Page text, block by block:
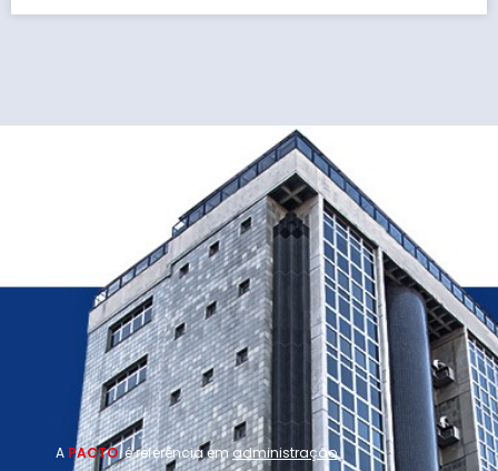
A PACTOé referência emadministração